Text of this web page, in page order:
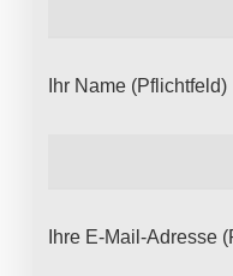
Ihr Name (Pflichtfeld)
Ihre E-Mail-Adresse